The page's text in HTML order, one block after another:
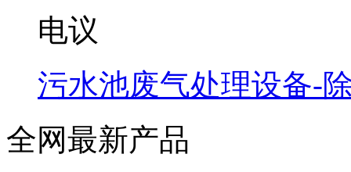
电议
污水池废气处理设备-
全网最新产品